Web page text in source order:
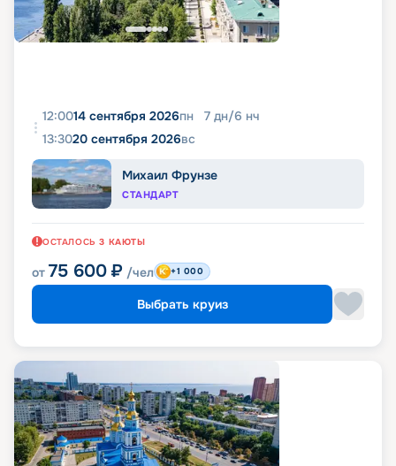
12:0014 сентября 2026пн 7 дн/6 нч
13:3020 сентября 2026вс
Михаил Фрунзе
СТАНДАРТ
ОСТАЛОСЬ 3 КАЮТЫ
от 75 600 ₽ /чел +1 000
Выбрать круиз